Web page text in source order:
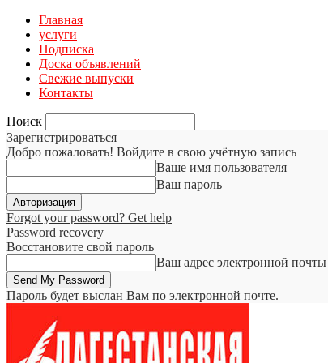
Главная
услуги
Подписка
Доска объявлений
Свежие выпуски
Контакты
Поиск
Зарегистрироваться
Добро пожаловать! Войдите в свою учётную запись
Ваше имя пользователя
Ваш пароль
Forgot your password? Get help
Password recovery
Восстановите свой пароль
Ваш адрес электронной почты
Пароль будет выслан Вам по электронной почте.